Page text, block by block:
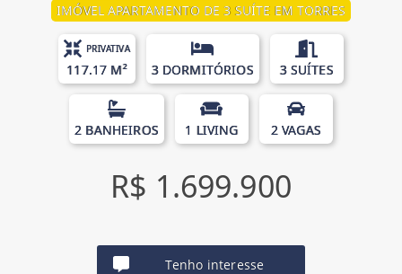
IMÓVEL APARTAMENTO DE 3 SUÍTE EM TORRES
PRIVATIVA
117.17 M² 3 DORMITÓRIOS 3 SUÍTES
2 BANHEIROS 1 LIVING 2 VAGAS
R$ 1.699.900
Tenho interesse